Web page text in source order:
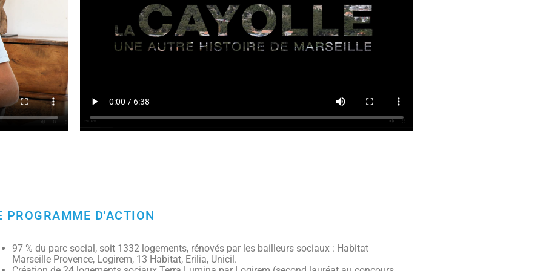
PROGRAMME D'ACTION
97 % du parc social, soit 1332 logements, rénovés par les bailleurs sociaux : Habitat
Marseille Provence, Logirem, 13 Habitat, Erilia, Unicil.